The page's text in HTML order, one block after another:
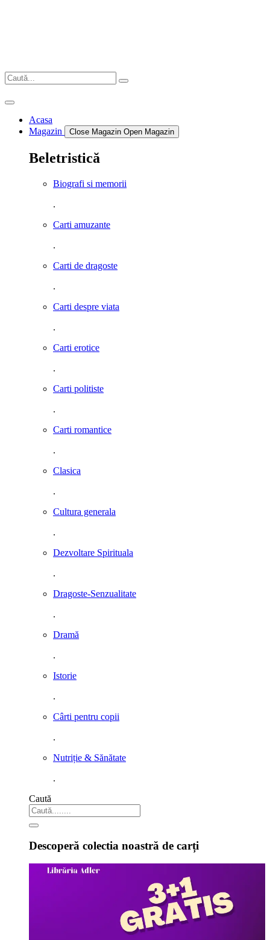
Acasa
Magazin
Close Magazin Open Magazin
Beletristică
Biografi si memorii
.
Carti amuzante
.
Carti de dragoste
.
Carti despre viata
.
Carti erotice
.
Carti politiste
.
Carti romantice
.
Clasica
.
Cultura generala
.
Dezvoltare Spirituala
.
Dragoste-Senzualitate
.
Dramă
.
Istorie
.
Cârti pentru copii
.
Nutriție & Sănătate
.
Caută
Descoperă colectia noastră de carți